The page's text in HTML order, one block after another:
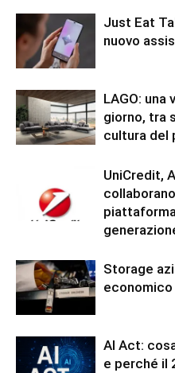
Just Eat
nuovo
LAGO: una
giorno, tra
cultura del
UniCredit,
Storage
economico
AI Act:
e perché il